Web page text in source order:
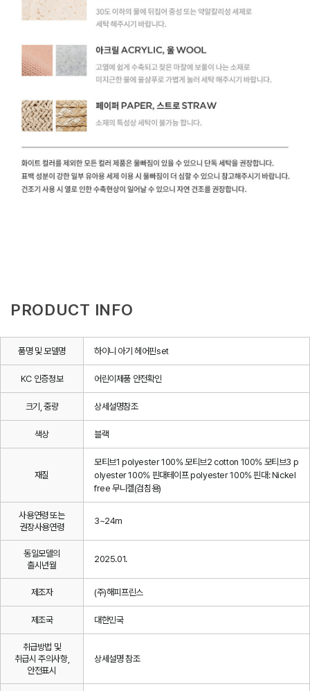
PRODUCT INFO
품명 및 모델명 하이니 아기 헤어핀set
KC 인증정보 어린이제품 안전확인
크기, 중량 상세설명참조
색상 블랙
재질
모티브1 polyester 100% 모티브2 cotton 100% 모티브3 p
olyester 100% 핀대테이프 polyester 100% 핀대: Nickel
free 무니켈(검침용)
사용연령 또는
권장사용연령
3~24m
동일모델의
출시년월
2025.01.
제조자 (주)해피프린스
제조국 대한민국
취급방법 및
취급시 주의사항,
안전표시
상세설명 참조